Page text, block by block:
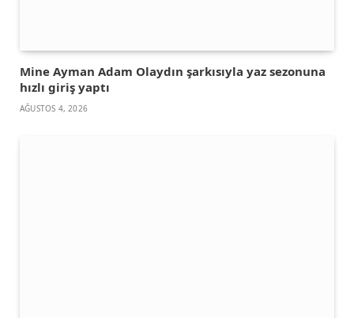
Mine Ayman Adam Olaydın şarkısıyla yaz sezonuna
hızlı giriş yaptı
AĞUSTOS 4, 2026